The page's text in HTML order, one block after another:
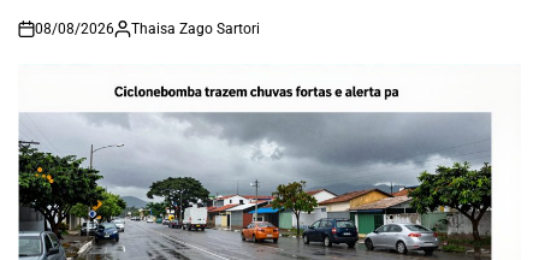
on
08/08/2026 Thaisa Zago Sartori